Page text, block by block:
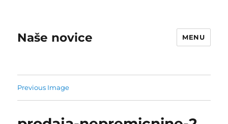
Naše novice MENU
Previous Image